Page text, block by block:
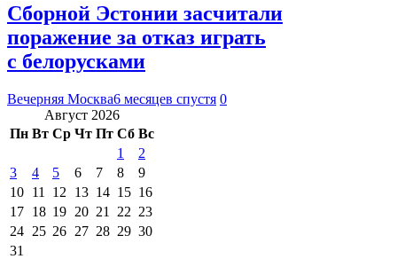
Сборной Эстонии засчитали
поражение за отказ играть
с белорусками
Вечерняя Москва6 месяцев спустя 0
Август 2026
Пн Вт Ср Чт Пт Сб Вс
1
2
3
4 5 6 7 8
9
10 11 12 13 14 15 16
17 18 19 20 21 22 23
24 25 26 27 28 29 30
31